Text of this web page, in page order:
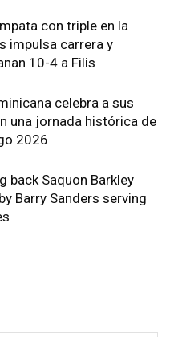
con triple en la
impulsa carrera y
10-4 a Filis
celebra a sus
una jornada histórica de
2026
back Saquon Barkley
Barry Sanders serving